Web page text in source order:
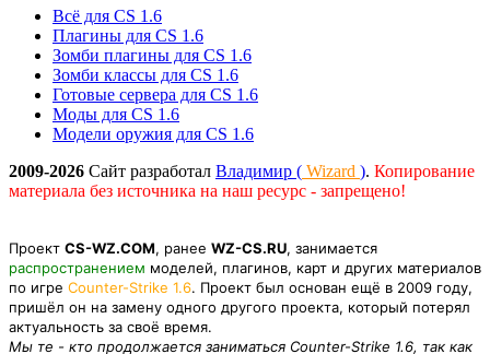
Всё для CS 1.6
Плагины для CS 1.6
Зомби плагины для CS 1.6
Зомби классы для CS 1.6
Готовые сервера для CS 1.6
Моды для CS 1.6
Модели оружия для CS 1.6
2009-2026 Сайт разработал Владимир ( Wizard ). Копирование
материала без источника на наш ресурс - запрещено!
Проект CS-WZ.COM, ранее WZ-CS.RU, занимается
распространением моделей, плагинов, карт и других материалов
по игре Counter-Strike 1.6. Проект был основан ещё в 2009 году,
пришёл он на замену одного другого проекта, который потерял
актуальность за своё время.
Мы те - кто продолжается заниматься Counter-Strike 1.6, так как